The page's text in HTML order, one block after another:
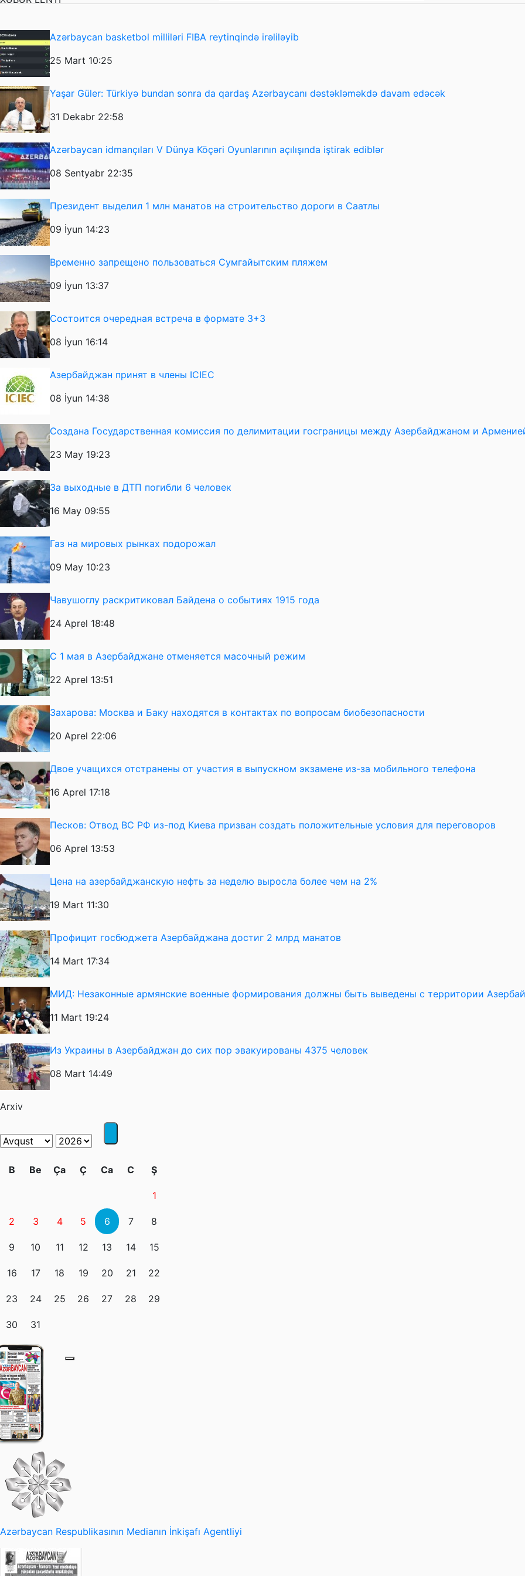
Azərbaycan basketbol milliləri FIBA reytinqində irəliləyib
25 Mart 10:25
Yaşar Güler: Türkiyə bundan sonra da qardaş Azərbaycanı dəstəkləməkdə davam edəcək
31 Dekabr 22:58
Azərbaycan idmançıları V Dünya Köçəri Oyunlarının açılışında iştirak ediblər
08 Sentyabr 22:35
Президент выделил 1 млн манатов на строительство дороги в Саатлы
09 İyun 14:23
Временно запрещено пользоваться Сумгайытским пляжем
09 İyun 13:37
Состоится очередная встреча в формате 3+3
08 İyun 16:14
Азербайджан принят в члены ICIEC
08 İyun 14:38
Создана Государственная комиссия по делимитации госграницы между Азербайджаном и
23 May 19:23
За выходные в ДТП погибли 6 человек
16 May 09:55
Газ на мировых рынках подорожал
09 May 10:23
Чавушоглу раскритиковал Байдена о событиях 1915 года
24 Aprel 18:48
С 1 мая в Азербайджане отменяется масочный режим
22 Aprel 13:51
Захарова: Москва и Баку находятся в контактах по вопросам биобезопасности
20 Aprel 22:06
Двое учащихся отстранены от участия в выпускном экзамене из-за мобильного телефона
16 Aprel 17:18
Песков: Отвод ВС РФ из-под Киева призван создать положительные условия для переговоров
06 Aprel 13:53
Цена на азербайджанскую нефть за неделю выросла более чем на 2%
19 Mart 11:30
Профицит госбюджета Азербайджана достиг 2 млрд манатов
14 Mart 17:34
МИД: Незаконные армянские военные формирования должны быть выведены с территории
11 Mart 19:24
Из Украины в Азербайджан до сих пор эвакуированы 4375 человек
08 Mart 14:49
Arxiv
B Be Ça Ç Ca C Ş
1
2 3 4 5 6 7 8
9 10 11 12 13 14 15
16 17 18 19 20 21 22
23 24 25 26 27 28 29
30 31
Azərbaycan Respublikasının Medianın İnkişafı Agentliyi